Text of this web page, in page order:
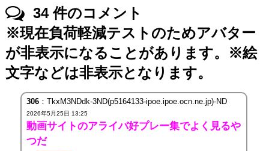
34件のコメント
※現在負荷軽減テストのためアバター
が非表示になることがあります。※絵
文字などは非表示となります。
306：TkxM3NDdk-3ND(p5164133-ipoe.ipoe.ocn.ne.jp)-ND
2026年5月25日 13:25
動画サイトのアライバ好プレー集でよく見るや
つだ